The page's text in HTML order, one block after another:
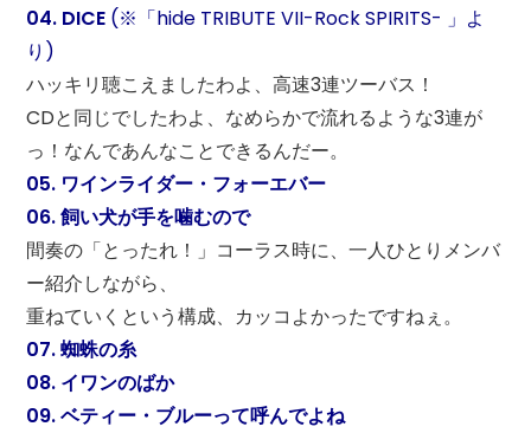
04. DICE (※「hide TRIBUTE VII-Rock SPIRITS- 」よ
り)
ハッキリ聴こえましたわよ、高速3連ツーバス！
CDと同じでしたわよ、なめらかで流れるような3連が
っ！なんであんなことできるんだー。
05. ワインライダー・フォーエバー
06. 飼い犬が手を噛むので
間奏の「とったれ！」コーラス時に、一人ひとりメンバ
ー紹介しながら、
重ねていくという構成、カッコよかったですねぇ。
07. 蜘蛛の糸
08. イワンのばか
09. ベティー・ブルーって呼んでよね